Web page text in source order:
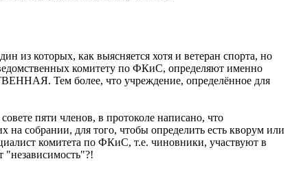
из которых, как выясняется хотя и ветеран спорта, но
комитету по ФКиС, определяют именно
Тем более, что учреждение, определённое для
пяти членов, в протоколе написано, что
на собрании, для того, чтобы определить есть кворум или
комитета по ФКиС, т.е. чиновники, участвуют в
"независимость"?!